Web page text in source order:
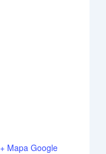
+ Mapa Google